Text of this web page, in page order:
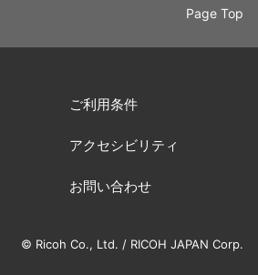
Page Top
ご利用条件
アクセシビリティ
お問い合わせ
© Ricoh Co., Ltd. / RICOH JAPAN Corp.